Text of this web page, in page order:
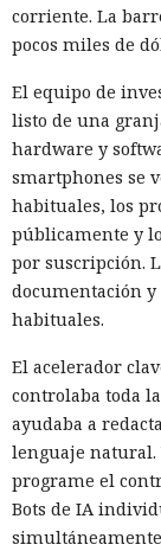
corriente. La
pocos miles de
El equipo de
listo de una
hardware y
smartphones se
habituales, los
públicamente y
por suscripción.
documentación y
habituales.
El acelerador
controlaba toda
ayudaba a
lenguaje natural.
programe el
Bots de IA